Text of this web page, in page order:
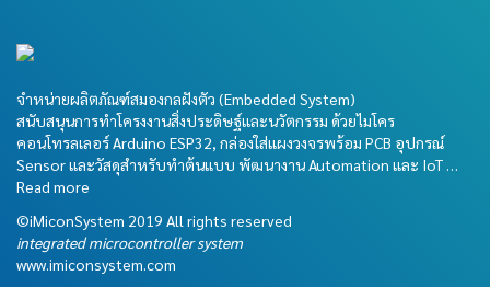
จำหน่ายผลิตภัณฑ์สมองกลฝังตัว (Embedded System)
สนับสนุนการทำโครงงานสิ่งประดิษฐ์และนวัตกรรม ด้วยไมโคร
คอนโทรลเลอร์ Arduino ESP32, กล่องใส่แผงวงจรพร้อม PCB อุปกรณ์
Sensor และวัสดุสำหรับทำต้นแบบ พัฒนางาน Automation และ IoT …
Read more
©iMiconSystem 2019 All rights reserved
integrated microcontroller system
www.imiconsystem.com